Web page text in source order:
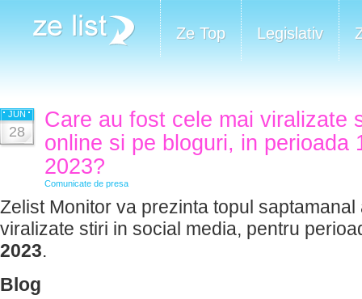
Ze Top Legislativ
JUN
28
Care au fost cele mai viralizate
online si pe bloguri, in perioada
2023?
Comunicate de presa
Zelist Monitor va prezinta topul saptamanal
viralizate stiri in social media, pentru
2023.
Blog